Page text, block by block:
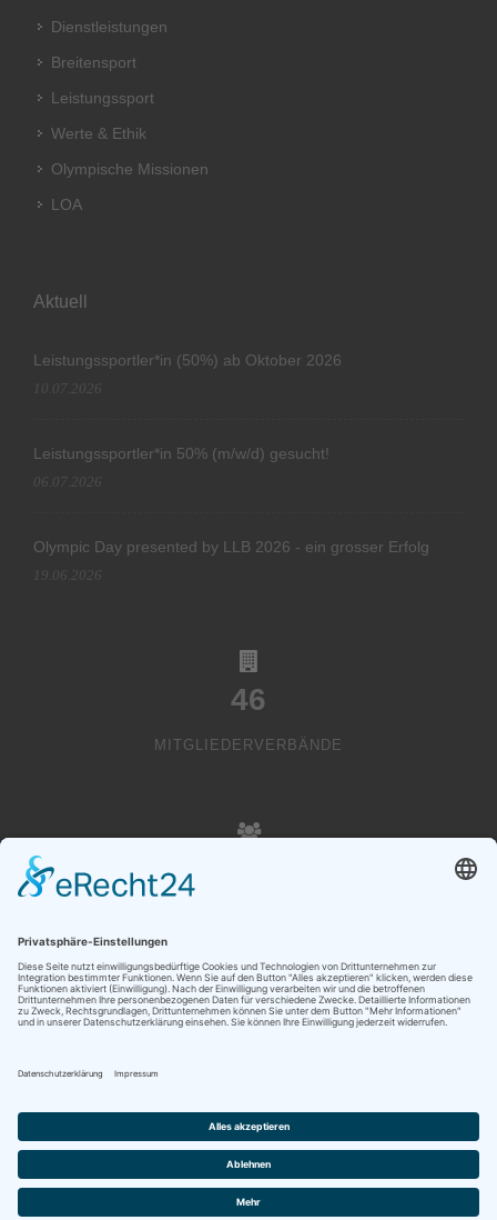
Dienstleistungen
Breitensport
Leistungssport
Werte & Ethik
Olympische Missionen
LOA
Aktuell
Leistungssportler*in (50%) ab Oktober 2026
10.07.2026
Leistungssportler*in 50% (m/w/d) gesucht!
06.07.2026
Olympic Day presented by LLB 2026 - ein grosser Erfolg
19.06.2026
46
MITGLIEDERVERBÄNDE
Copyright © Liechtenstein Olympic Committee